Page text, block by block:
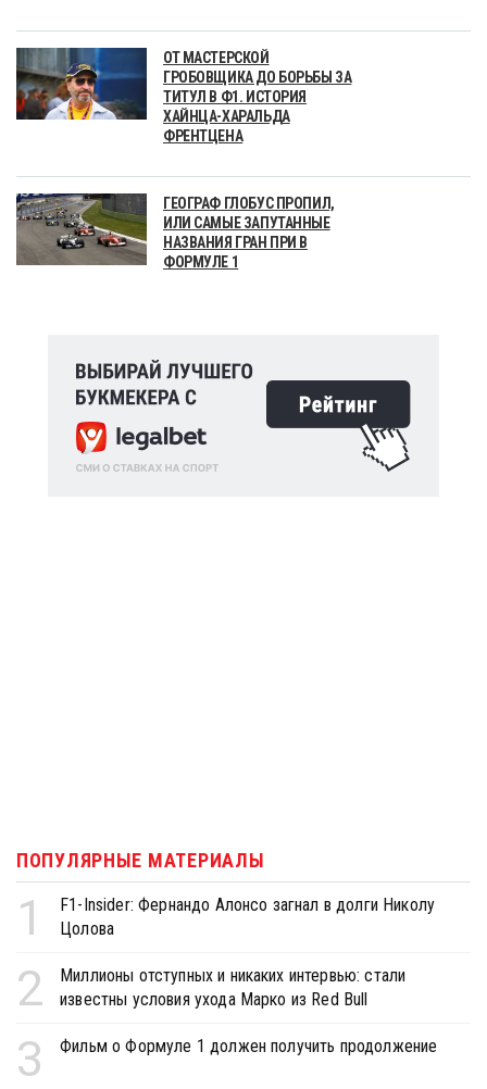
ОТ МАСТЕРСКОЙ
ГРОБОВЩИКА ДО БОРЬБЫ ЗА
ТИТУЛ В Ф1. ИСТОРИЯ
ХАЙНЦА-ХАРАЛЬДА
ФРЕНТЦЕНА
ГЕОГРАФ ГЛОБУС ПРОПИЛ,
ИЛИ САМЫЕ ЗАПУТАННЫЕ
НАЗВАНИЯ ГРАН ПРИ В
ФОРМУЛЕ 1
ПОПУЛЯРНЫЕ МАТЕРИАЛЫ
1
F1-Insider: Фернандо Алонсо загнал в долги Николу
Цолова
2
Миллионы отступных и никаких интервью: стали
известны условия ухода Марко из Red Bull
3 Фильм о Формуле 1 должен получить продолжение